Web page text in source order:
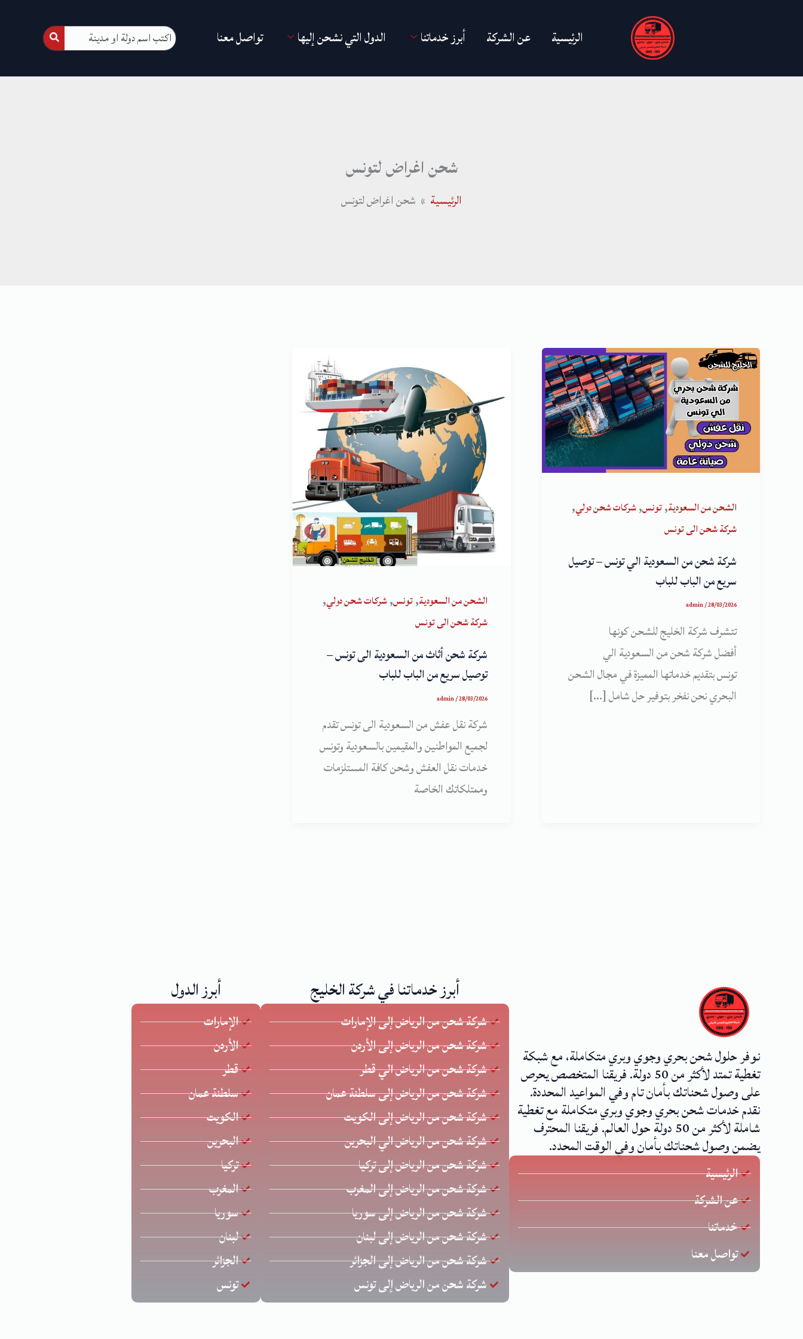
الرئيسية عن الشركة أبرز خدماتنا الدول التي نشحن إليها تواصل معنا
شحن اغراض لتونس
الرئيسية شحن اغراض لتونس
الشحن من السعودية,تونس,شركات شحن دولي,
شركة شحن الى تونس
شركة شحن من السعودية الي تونس – توصيل
سريع من الباب للباب
admin/28/03/2026
تتشرف شركة الخليج للشحن كونها
أفضل شركة شحن من السعودية الي
تونس بتقديم خدماتها المميزة في مجال الشحن
البحري نحن نفخر بتوفير حل شامل […]
الشحن من السعودية,تونس,شركات شحن دولي,
شركة شحن الى تونس
شركة شحن أثاث من السعودية الى تونس –
توصيل سريع من الباب للباب
admin/28/03/2026
شركة نقل عفش من السعودية الى تونس تقدم
لجميع المواطنين والمقيمين بالسعودية وتونس
خدمات نقل العفش وشحن كافة المستلزمات
وممتلكاتك الخاصة
نوفر حلول شحن بحري وجوي وبري متكاملة، مع شبكة
تغطية تمتد لأكثر من 50 دولة. فريقنا المتخصص يحرص
على وصول شحناتك بأمان تام وفي المواعيد المحددة.
نقدم خدمات شحن بحري وجوي وبري متكاملة مع تغطية
شاملة لأكثر من 50 دولة حول العالم. فريقنا المحترف
يضمن وصول شحناتك بأمان وفي الوقت المحدد.
الرئيسية
عن الشركة
خدماتنا
تواصل معنا
أبرز خدماتنا في شركة الخليج
شركة شحن من الرياض إلى الإمارات
شركة شحن من الرياض إلى الأردن
شركة شحن من الرياض الي قطر
شركة شحن من الرياض إلى سلطنة عمان
شركة شحن من الرياض إلى الكويت
شركة شحن من الرياض الي البحرين
شركة شحن من الرياض إلى تركيا
شركة شحن من الرياض إلى المغرب
شركة شحن من الرياض إلى سوريا
شركة شحن من الرياض إلى لبنان
شركة شحن من الرياض إلى الجزائر
شركة شحن من الرياض إلى تونس
أبرز الدول
الإمارات
الأردن
قطر
سلطنة عمان
الكويت
البحرين
تركيا
المغرب
سوريا
لبنان
الجزائر
تونس